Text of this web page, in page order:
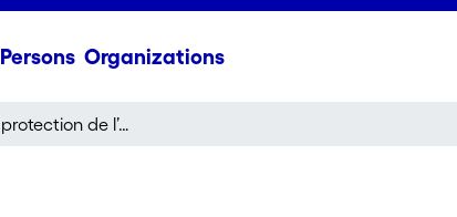
Persons Organizations
La loi sur la protection de l’environnement - Jurisprudence de 1995 à 1999